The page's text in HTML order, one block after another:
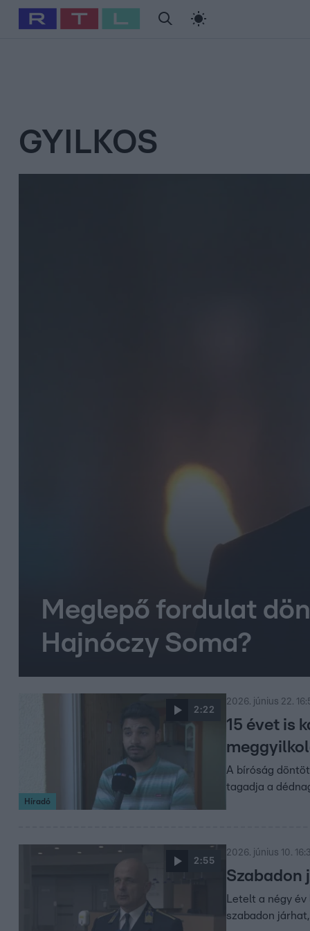
Babits Marcella Szellő István Most Wanted
GYILKOS
Meglepő fordulat
Hajnóczy Soma?
2:22
Híradó
2026. június 22.
15 évet is
A bíróság
tagadja a
2:55
2026. június 10.
Szabadon
Letelt a négy
szabadon